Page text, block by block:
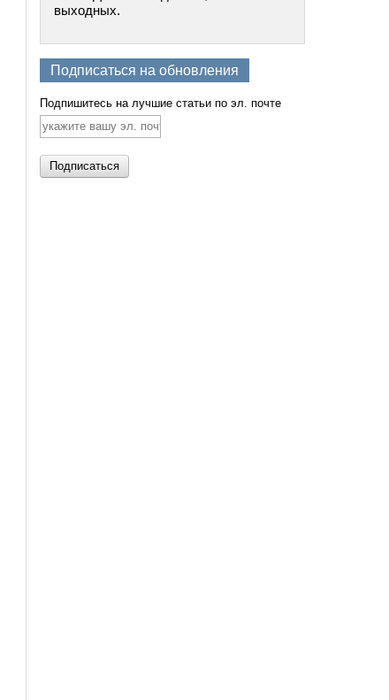
выходных.
Подписаться на обновления
Подпишитесь на лучшие статьи по эл. почте